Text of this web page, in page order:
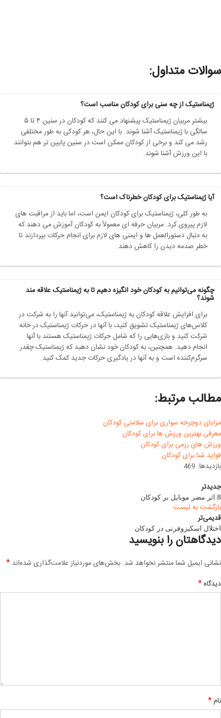
سوالات متداول:
ژیمناستیک از چه سنی برای کودکان مناسب است؟
بیشتر مربیان ژیمناستیک پیشنهاد می کنند که کودکان در سنین ۴ تا ۵
سالگی با ژیمناستیک آشنا شوند. با این حال، هر کودکی به طور مختلفی
رشد می کند و برخی از کودکان ممکن است در سنین پایین تر هم بتوانند
با این ورزش آشنا شوند.
آیا ژیمناستیک برای کودکان خطرناک است؟
به طور کلی، ژیمناستیک برای کودکان ایمن است، اما باید از مراقبت های
لازم پیروی کرد. مربیان حرفه ای معمولاً به کودکان آموزش می دهند که
به دنبال دستورالعمل ها و ایمنی های لازم برای انجام حرکات بپردازند تا
خطر صدمه دیدن را کاهش دهند.
چگونه می‌توانیم به کودکان خود انگیزه دهیم تا به ژیمناستیک علاقه مند
شوند؟
برای افزایش علاقه کودکان به ژیمناستیک، می‌توانید آنها را به شرکت در
کلاس‌های ژیمناستیک تشویق کنید، با آنها در حرکات ژیمناستیک در خانه
شرکت کنید و بازی‌هایی را که شامل حرکات ژیمناستیک هستند با آنها
انجام دهید. همچنین، به کودکان خود نشان دهید که ژیمناستیک چقدر
سرگرم‌کننده است و به آنها در یادگیری حرکات جدید کمک کنید.
مطالب مرتبط:
مزایای دوچرخه سواری برای سلامتی کودکان
معرفی بهترین ورزش ها برای کودکان
ورزش های رزمی برای کودکان
فواید شنا برای کودکان
بازدیدها: 469
جدیدتر
8 اثر مضر موبایل بر کودکان
بازگشت به لیست
قدیمی‌تر
اختلال اسکیزوفرنی در کودکان
دیدگاهتان را بنویسید
نشانی ایمیل شما منتشر نخواهد شد. بخش‌های موردنیاز علامت‌گذاری شده‌اند *
دیدگاه*
نام*